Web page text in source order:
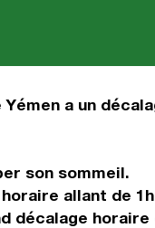
a un
son sommeil.
allant de 1h
décalage